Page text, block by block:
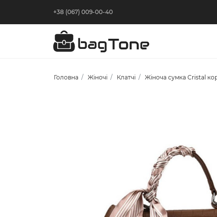
+38 (067) 009-00-40
Головна Жіночі Клатчі Жіноча сумка Cristal